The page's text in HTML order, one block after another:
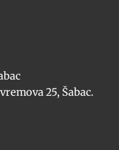
25, Šabac.